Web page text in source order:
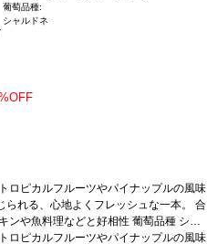
葡萄品種:
シャルドネ
ロピカルフルーツやパイナップルの風味
れる、心地よくフレッシュな一本。 合
ンや魚料理などと好相性 葡萄品種 シャ
在庫があり価格が同様の場合は自動的
ロピカルフルーツやパイナップルの風味